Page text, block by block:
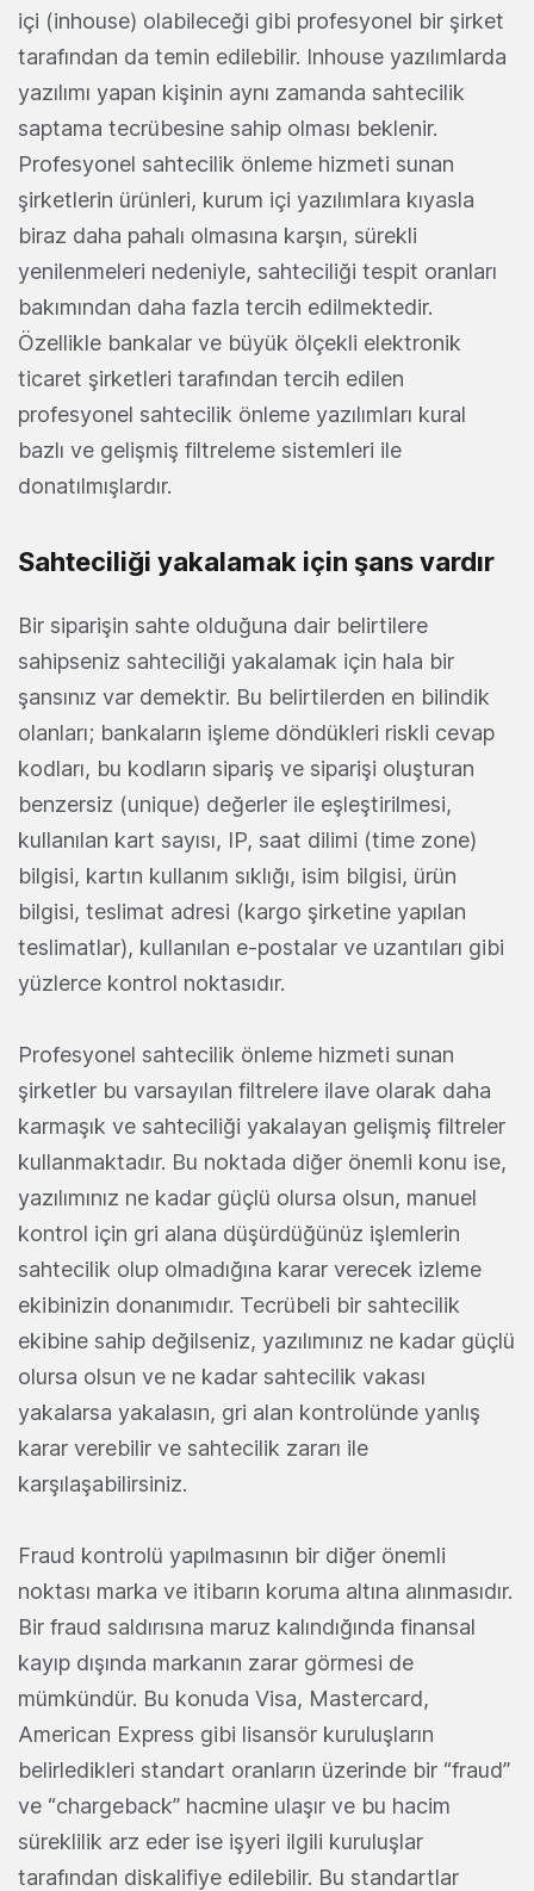
içi (inhouse) olabileceği gibi profesyonel bir şirket
tarafından da temin edilebilir. Inhouse yazılımlarda
yazılımı yapan kişinin aynı zamanda sahtecilik
saptama tecrübesine sahip olması beklenir.
Profesyonel sahtecilik önleme hizmeti sunan
şirketlerin ürünleri, kurum içi yazılımlara kıyasla
biraz daha pahalı olmasına karşın, sürekli
yenilenmeleri nedeniyle, sahteciliği tespit oranları
bakımından daha fazla tercih edilmektedir.
Özellikle bankalar ve büyük ölçekli elektronik
ticaret şirketleri tarafından tercih edilen
profesyonel sahtecilik önleme yazılımları kural
bazlı ve gelişmiş filtreleme sistemleri ile
donatılmışlardır.
Sahteciliği yakalamak için şans vardır
Bir siparişin sahte olduğuna dair belirtilere
sahipseniz sahteciliği yakalamak için hala bir
şansınız var demektir. Bu belirtilerden en bilindik
olanları; bankaların işleme döndükleri riskli cevap
kodları, bu kodların sipariş ve siparişi oluşturan
benzersiz (unique) değerler ile eşleştirilmesi,
kullanılan kart sayısı, IP, saat dilimi (time zone)
bilgisi, kartın kullanım sıklığı, isim bilgisi, ürün
bilgisi, teslimat adresi (kargo şirketine yapılan
teslimatlar), kullanılan e-postalar ve uzantıları gibi
yüzlerce kontrol noktasıdır.
Profesyonel sahtecilik önleme hizmeti sunan
şirketler bu varsayılan filtrelere ilave olarak daha
karmaşık ve sahteciliği yakalayan gelişmiş filtreler
kullanmaktadır. Bu noktada diğer önemli konu ise,
yazılımınız ne kadar güçlü olursa olsun, manuel
kontrol için gri alana düşürdüğünüz işlemlerin
sahtecilik olup olmadığına karar verecek izleme
ekibinizin donanımıdır. Tecrübeli bir sahtecilik
ekibine sahip değilseniz, yazılımınız ne kadar güçlü
olursa olsun ve ne kadar sahtecilik vakası
yakalarsa yakalasın, gri alan kontrolünde yanlış
karar verebilir ve sahtecilik zararı ile
karşılaşabilirsiniz.
Fraud kontrolü yapılmasının bir diğer önemli
noktası marka ve itibarın koruma altına alınmasıdır.
Bir fraud saldırısına maruz kalındığında finansal
kayıp dışında markanın zarar görmesi de
mümkündür. Bu konuda Visa, Mastercard,
American Express gibi lisansör kuruluşların
belirledikleri standart oranların üzerinde bir “fraud”
ve “chargeback” hacmine ulaşır ve bu hacim
süreklilik arz eder ise işyeri ilgili kuruluşlar
tarafından diskalifiye edilebilir. Bu standartlar